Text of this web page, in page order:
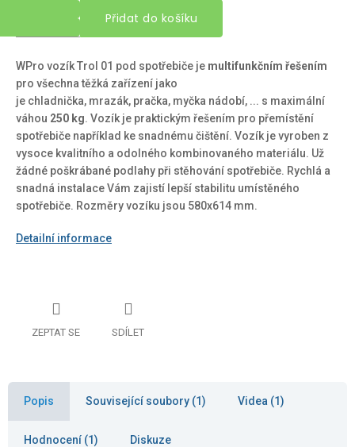
Přidat do košíku
WPro vozík Trol 01 pod spotřebiče je multifunkčním řešením
pro všechna těžká zařízení jako
je chladnička, mrazák, pračka, myčka nádobí, ... s maximální
váhou 250 kg. Vozík je praktickým řešením pro přemístění
spotřebiče například ke snadnému čištění. Vozík je vyroben z
vysoce kvalitního a odolného kombinovaného materiálu. Už
žádné poškrábané podlahy při stěhování spotřebiče. Rychlá a
snadná instalace Vám zajistí lepší stabilitu umístěného
spotřebiče. Rozměry vozíku jsou 580x614 mm.
Detailní informace
ZEPTAT SE SDÍLET
Popis Související soubory (1) Videa (1)
Hodnocení (1) Diskuze